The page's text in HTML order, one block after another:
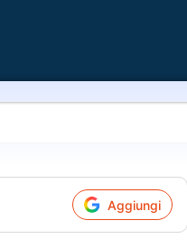
Aggiungi